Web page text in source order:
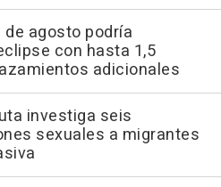
agosto podría
con hasta 1,5
adicionales
investiga seis
sexuales a migrantes